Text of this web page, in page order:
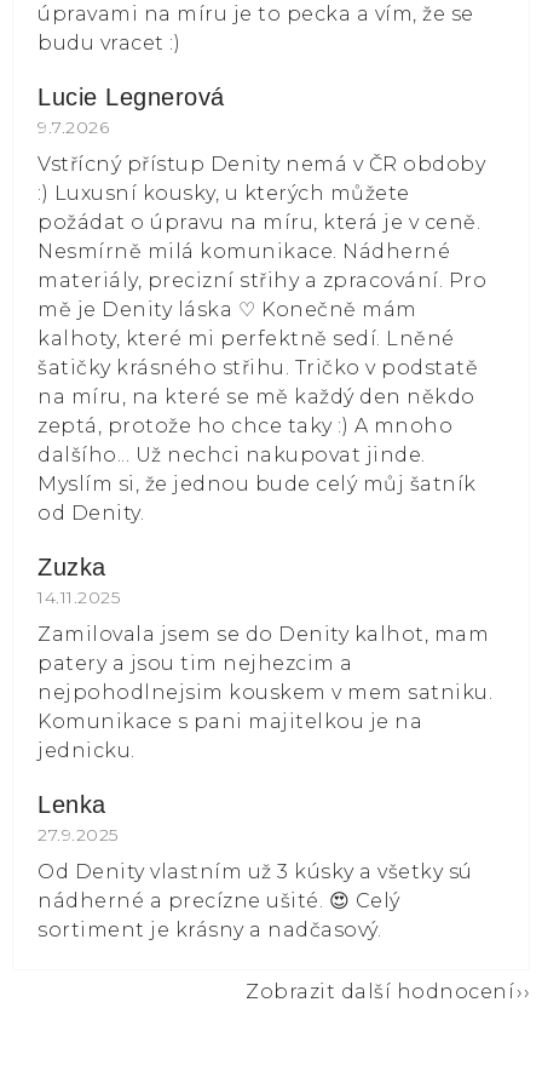
úpravami na míru je to pecka a vím, že se
budu vracet :)
Lucie Legnerová
Hodnocení obchodu je 5 z 5 hvězdiček.
9.7.2026
Vstřícný přístup Denity nemá v ČR obdoby
:) Luxusní kousky, u kterých můžete
požádat o úpravu na míru, která je v ceně.
Nesmírně milá komunikace. Nádherné
materiály, precizní střihy a zpracování. Pro
mě je Denity láska ⁠♡ Konečně mám
kalhoty, které mi perfektně sedí. Lněné
šatičky krásného střihu. Tričko v podstatě
na míru, na které se mě každý den někdo
zeptá, protože ho chce taky :) A mnoho
dalšího... Už nechci nakupovat jinde.
Myslím si, že jednou bude celý můj šatník
od Denity.
Zuzka
Hodnocení obchodu je 5 z 5 hvězdiček.
14.11.2025
Zamilovala jsem se do Denity kalhot, mam
patery a jsou tim nejhezcim a
nejpohodlnejsim kouskem v mem satniku.
Komunikace s pani majitelkou je na
jednicku.
Lenka
Hodnocení obchodu je 5 z 5 hvězdiček.
27.9.2025
Od Denity vlastním už 3 kúsky a všetky sú
nádherné a precízne ušité. 😍 Celý
sortiment je krásny a nadčasový.
Zobrazit další hodnocení